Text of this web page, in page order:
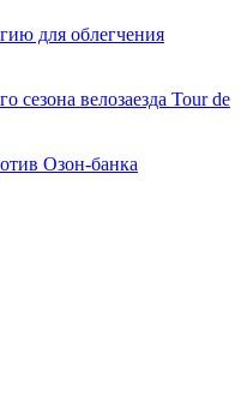
для облегчения
сезона велозаезда Tour de
Озон-банка